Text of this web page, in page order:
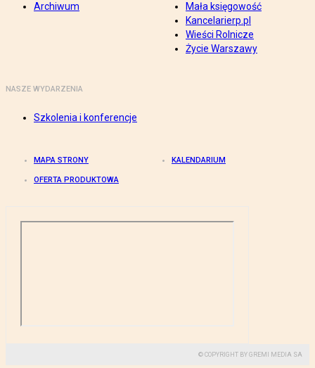
Archiwum
Mała księgowość
Kancelarierp.pl
Wieści Rolnicze
Życie Warszawy
NASZE WYDARZENIA
Szkolenia i konferencje
MAPA STRONY KALENDARIUM
OFERTA PRODUKTOWA
© COPYRIGHT BY GREMI MEDIA SA